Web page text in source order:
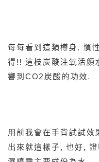
每每看到這類樽身, 慣
得!! 這枝炭酸注氧活顏
響到CO2炭酸的功效.
用前我會在手背試試
出來就這樣子, 也好,